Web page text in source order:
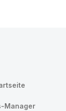
Manager